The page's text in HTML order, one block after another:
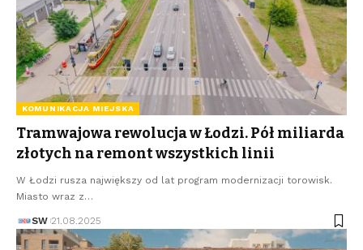
KOMUNIKACJA MIEJSKA
Tramwajowa rewolucja w Łodzi. Pół miliarda
złotych na remont wszystkich linii
W Łodzi rusza największy od lat program modernizacji torowisk.
Miasto wraz z…
SW 21.08.2025